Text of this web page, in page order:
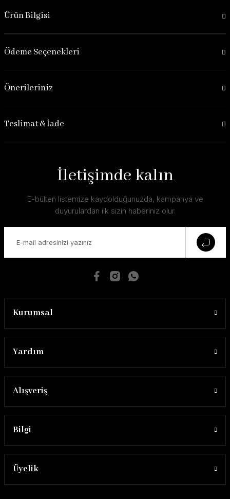
Ürün Bilgisi
Ödeme Seçenekleri
Önerileriniz
Teslimat & İade
İletişimde kalın
E-bülten listemize kaydolduğunuzda, kampanya ve
duyurulardan ilk sizin haberiniz olur.
Kurumsal
Yardım
Alışveriş
Bilgi
Üyelik